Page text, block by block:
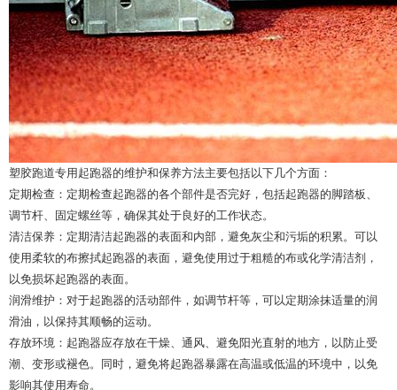
塑胶跑道专用起跑器的维护和保养方法主要包括以下几个方面：
定期检查：定期检查起跑器的各个部件是否完好，包括起跑器的脚踏板、
调节杆、固定螺丝等，确保其处于良好的工作状态。
清洁保养：定期清洁起跑器的表面和内部，避免灰尘和污垢的积累。可以
使用柔软的布擦拭起跑器的表面，避免使用过于粗糙的布或化学清洁剂，
以免损坏起跑器的表面。
润滑维护：对于起跑器的活动部件，如调节杆等，可以定期涂抹适量的润
滑油，以保持其顺畅的运动。
存放环境：起跑器应存放在干燥、通风、避免阳光直射的地方，以防止受
潮、变形或褪色。同时，避免将起跑器暴露在高温或低温的环境中，以免
影响其使用寿命。